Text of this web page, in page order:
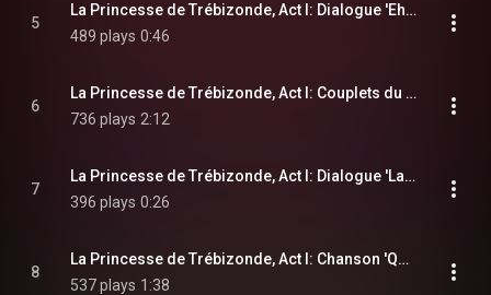
5
La Princesse de Trébizonde, Act I: Dialogue 'Eh bien, Papa, il n'y a donc pas de seance' (Regina, Cabriolo, Paola, Zanetta)
489 plays 0:46
6
La Princesse de Trébizonde, Act I: Couplets du nez casse 'Ah quel malheur' (Zanetta, Regina, Paola, Tremolini, Cabriolo)
736 plays 2:12
7
La Princesse de Trébizonde, Act I: Dialogue 'La Princesse de Trébizonde, la merveille de ma collection' (Cabriolo, Regina, Tremolini, Paola)
396 plays 0:26
8
La Princesse de Trébizonde, Act I: Chanson 'Quand je suis sur la corde raide' (Regina)
537 plays 1:38